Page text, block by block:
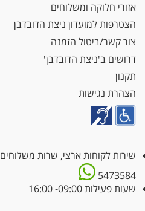
אזורי חלוקה ומשלוחים
הצטרפות למועדון ניצת הדובדבן
צור קשר/ביטול הזמנה
דרושים ב'ניצת הדובדבן'
תקנון
הצהרת נגישות
שירות לקוחות ארצי, שרות
5473584
שעות פעילות 09:00- 16:00